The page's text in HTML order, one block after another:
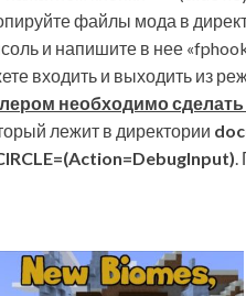
файлы мода в
и напишите в нее
входить и выходить из
необходимо
лежит в директории